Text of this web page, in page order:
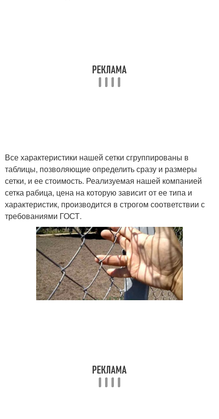
Все характеристики нашей сетки сгруппированы в
таблицы, позволяющие определить сразу и размеры
сетки, и ее стоимость. Реализуемая нашей компанией
сетка рабица, цена на которую зависит от ее типа и
характеристик, производится в строгом соответствии с
требованиями ГОСТ.